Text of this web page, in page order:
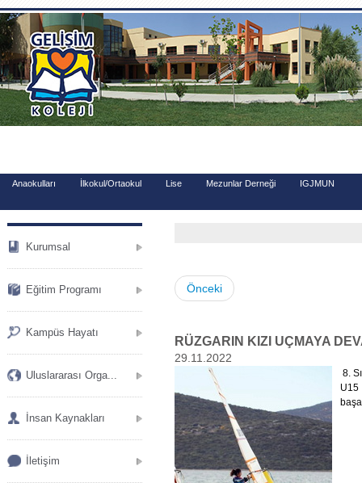
.
Anaokulları İlkokul/Ortaokul Lise Mezunlar Derneği IGJMUN
Kurumsal
Eğitim Programı
Kampüs Hayatı
Uluslararası Orga...
İnsan Kaynakları
İletişim
Önceki
RÜZGARIN KIZI UÇMAYA
29.11.2022
8.